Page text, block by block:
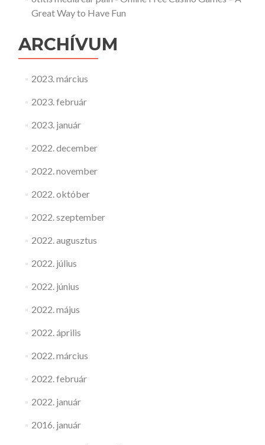
Great Way to Have Fun
ARCHÍVUM
2023. március
2023. február
2023. január
2022. december
2022. november
2022. október
2022. szeptember
2022. augusztus
2022. július
2022. június
2022. május
2022. április
2022. március
2022. február
2022. január
2016. január